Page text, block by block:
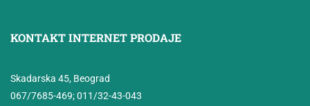
KONTAKT INTERNET PRODAJE
Skadarska 45, Beograd
067/7685-469;011/32-43-043